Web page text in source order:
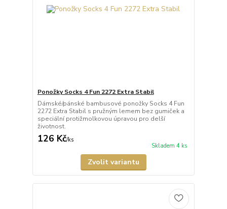
Ponožky Socks 4 Fun 2272 Extra Stabil
Dámské/pánské bambusové ponožky Socks 4 Fun
2272 Extra Stabil s pružným lemem bez gumiček a
speciální protižmolkovou úpravou pro delší
životnost.
126 Kč/ks
Skladem 4 ks
Zvolit variantu